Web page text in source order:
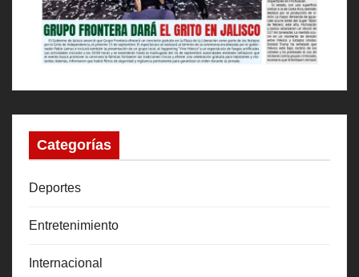
Categorías
Deportes
Entretenimiento
Internacional